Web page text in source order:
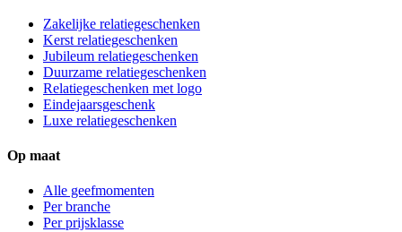
Zakelijke relatiegeschenken
Kerst relatiegeschenken
Jubileum relatiegeschenken
Duurzame relatiegeschenken
Relatiegeschenken met logo
Eindejaarsgeschenk
Luxe relatiegeschenken
Op maat
Alle geefmomenten
Per branche
Per prijsklasse